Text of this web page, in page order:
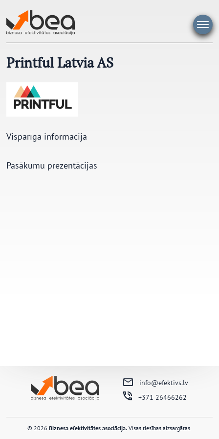
saturu
Printful Latvia AS
Vispārīga informācija
Pasākumu prezentācijas
info@efektivs.lv
+371 26466262
© 2026 Biznesa efektivitātes asociācija. Visas tiesības aizsargātas.